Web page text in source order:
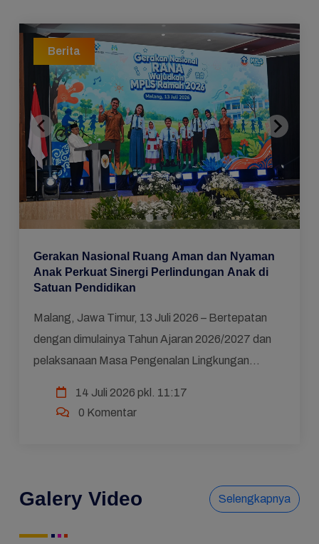
Berita
Gerakan Nasional Ruang Aman dan Nyaman
Anak Perkuat Sinergi Perlindungan Anak di
Satuan Pendidikan
Malang, Jawa Timur, 13 Juli 2026 – Bertepatan
dengan dimulainya Tahun Ajaran 2026/2027 dan
pelaksanaan Masa Pengenalan Lingkungan
14 Juli 2026 pkl. 11:17
0 Komentar
Galery Video Selengkapnya